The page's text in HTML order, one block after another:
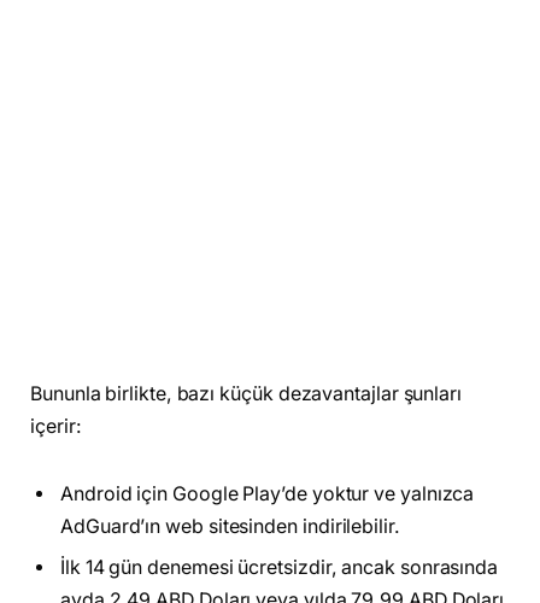
Bununla birlikte, bazı küçük dezavantajlar şunları
içerir:
Android için Google Play’de yoktur ve yalnızca
AdGuard’ın web sitesinden indirilebilir.
İlk 14 gün denemesi ücretsizdir, ancak sonrasında